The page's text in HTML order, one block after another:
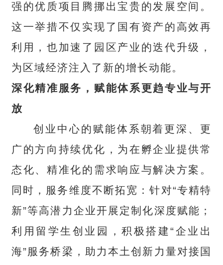
强的优质项目腾挪出宝贵的发展空间。
这一举措不仅实现了国有资产的高效再
利用，也加速了园区产业的迭代升级，
为区域经济注入了新的增长动能。
深化精准服务，赋能体系更趋专业与开
放
创业中心的赋能体系朝着更深、更
广的方向持续优化，为在孵企业提供常
态化、精准化的需求响应与解决方案。
同时，服务维度不断拓宽：针对“专精特
新”等高潜力企业开展定制化深度赋能；
利用留学生创业园，积极搭建“企业出
海”服务桥梁，助力本土创新力量对接国